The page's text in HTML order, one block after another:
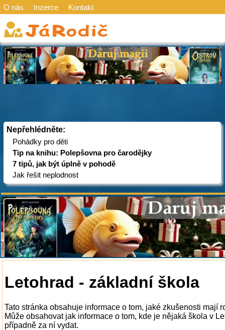
O nás Inzerce Kontakt
Nepřehlédněte:
Pohádky pro děti
Tip na knihu: Polepšovna pro čarodějky
7 tipů, jak být úplně v pohodě
Jak řešit neplodnost
Letohrad - základní škola
Tato stránka obsahuje informace o tom, jaké zkušenosti mají
Může obsahovat jak informace o tom, kde je nějaká škola v
případně za ní vydat.